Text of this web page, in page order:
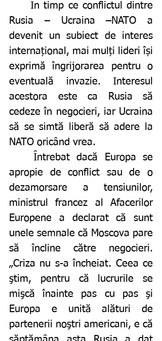
	În timp ce conflictul dintre
Rusia – Ucraina –NATO a
devenit un subiect de interes
internațional, mai mulți lideri își
exprimă îngrijorarea pentru o
eventuală invazie. Interesul
acestora este ca Rusia să
cedeze în negocieri, iar Ucraina
să se simtă liberă să adere la
NATO oricând vrea.
apropie de conflict sau de o
dezamorsare a tensiunilor,
ministrul francez al Afacerilor
Europene a declarat că sunt
unele semnale că Moscova pare
să încline către negocieri.
„Criza nu s-a încheiat. Ceea ce
ştim, pentru că lucrurile se
mişcă înainte pas cu pas şi
Europa e unită alături de
partenerii noştri americani, e că